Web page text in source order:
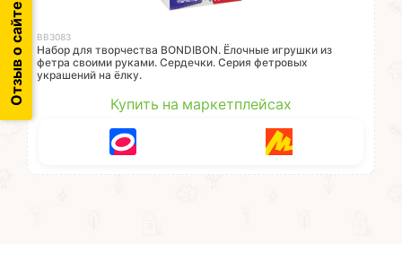
ВВ3083
Набор для творчества BONDIBON. Ёлочные игрушки из
фетра своими руками. Сердечки. Серия фетровых
украшений на ёлку.
Купить на маркетплейсах
Отзыв о сайте